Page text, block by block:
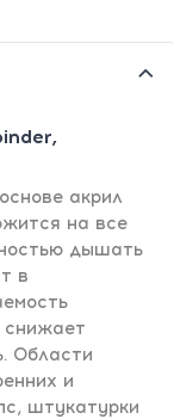
акрил
на все
дышать
в
снижает
Области
и
штукатурки